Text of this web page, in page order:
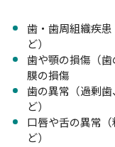
歯・歯周組織疾
ど）
歯や顎の損傷（
膜の損傷
歯の異常（過剰
ど）
口唇や舌の異常
ど）